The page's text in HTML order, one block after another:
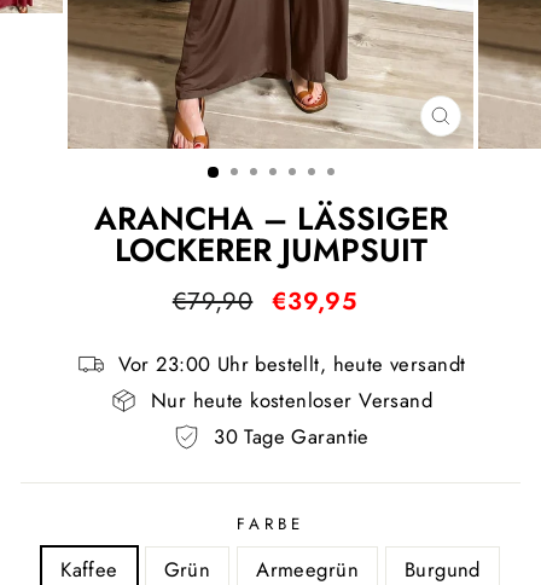
ESC)
ARANCHA – LÄSSIGER
LOCKERER JUMPSUIT
Normaler
€79,90 Sonderpreis
€39,95
Vor 23:00 Uhr bestellt, heute versandt
Nur heute kostenloser Versand
30 Tage Garantie
FARBE
Kaffee Grün Armeegrün Burgund